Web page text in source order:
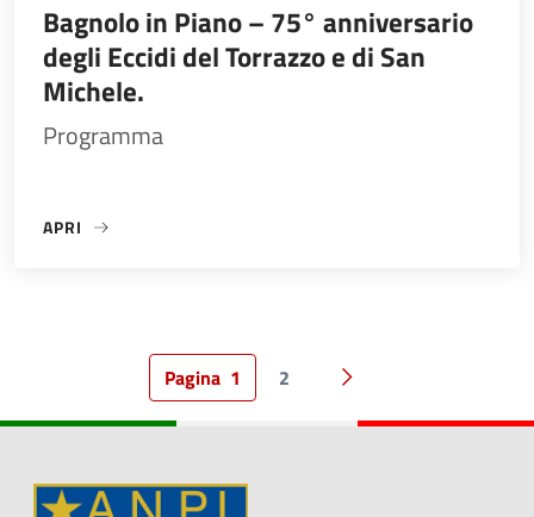
Bagnolo in Piano – 75° anniversario
degli Eccidi del Torrazzo e di San
Michele.
Programma
APRI
«BAGNOLO IN PIANO – 75° ANNIVERSARIO DEGLI ECCIDI
Pagina 1 2 Pagina successiva